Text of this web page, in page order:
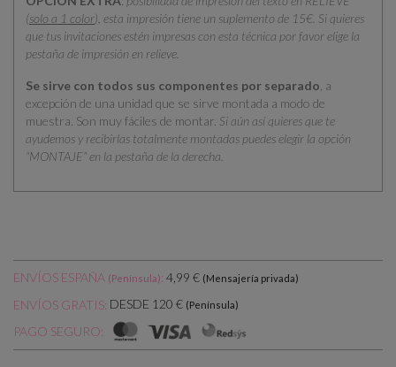
(solo a 1 color), esta impresión tiene un suplemento de 15€. Si quieres
que tus invitaciones estén impresas con esta técnica por favor elige la
pestaña de impresión en relieve.
Se sirve con todos sus componentes por separado , a
excepción de una unidad que se sirve montada a modo de
muestra. Son muy fáciles de montar. Si aún así quieres que te
ayudemos y recibirlas totalmente montadas puedes elegir la opción
“MONTAJE” en la pestaña de la derecha.
ENVÍOS ESPAÑA (Península): 4,99 € (Mensajería privada)
ENVÍOS GRATIS: DESDE 120 € (Península)
PAGO SEGURO: